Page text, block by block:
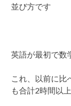
並び方です
英語が最初で数
これ、以前に比
も合計2時間以